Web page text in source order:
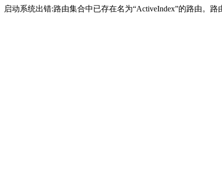
启动系统出错:路由集合中已存在名为“ActiveIndex”的路由。路